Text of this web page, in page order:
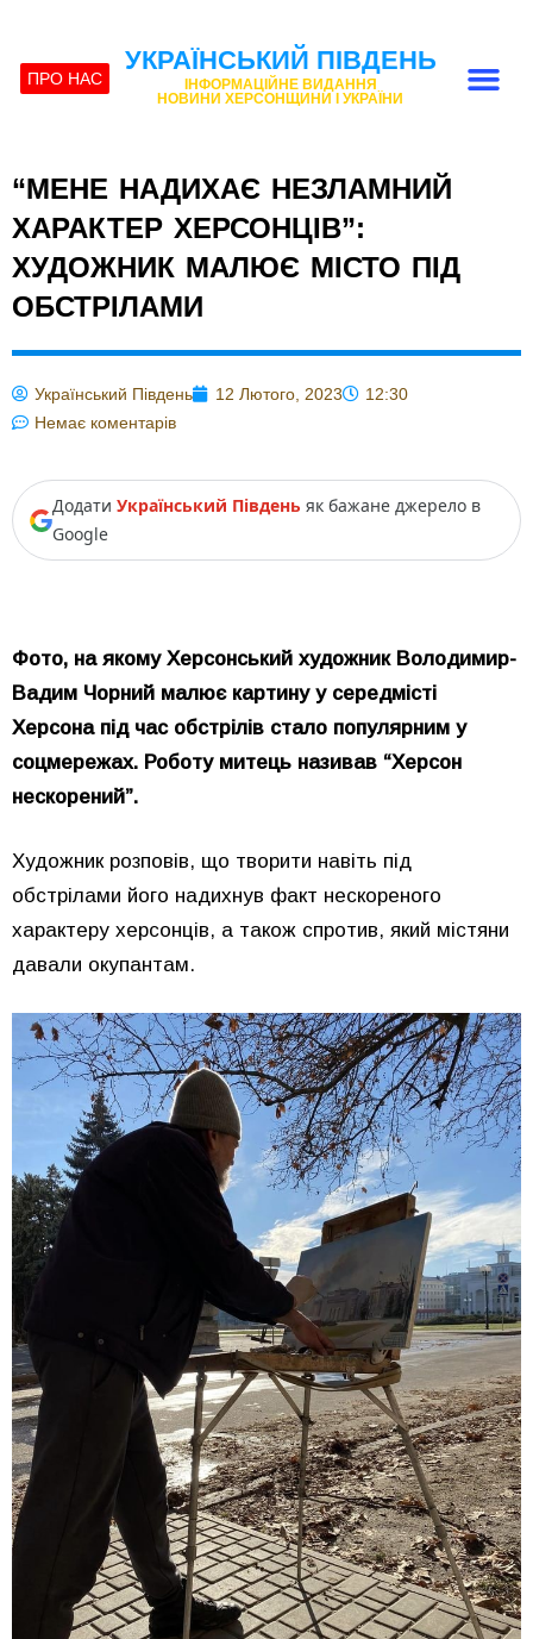
ПРО НАС
УКРАЇНСЬКИЙ ПІВДЕНЬ
ІНФОРМАЦІЙНЕ ВИДАННЯ
НОВИНИ ХЕРСОНЩИНИ І УКРАЇНИ
“МЕНЕ НАДИХАЄ НЕЗЛАМНИЙ
ХАРАКТЕР ХЕРСОНЦІВ”:
ХУДОЖНИК МАЛЮЄ МІСТО ПІД
ОБСТРІЛАМИ
Український Південь 12 Лютого, 2023
12:30
Немає коментарів
Додати Український Південь як бажане джерело в
Google
Фото, на якому Херсонський художник Володимир-
Вадим Чорний малює картину у середмісті
Херсона під час обстрілів стало популярним у
соцмережах. Роботу митець називав “Херсон
нескорений”.
Художник розповів, що творити навіть під
обстрілами його надихнув факт нескореного
характеру херсонців, а також спротив, який містяни
давали окупантам.